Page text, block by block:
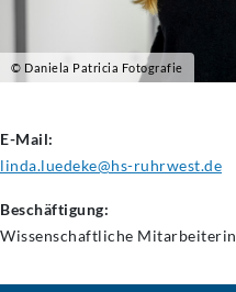
© Daniela Patricia Fotografie
E-Mail:
linda.luedeke@hs-ruhrwest.de
Beschäftigung:
Wissenschaftliche Mitarbeiterin